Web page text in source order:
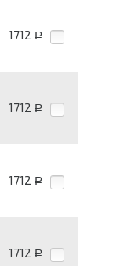
1712 Р
1712 Р
1712 Р
1712 Р